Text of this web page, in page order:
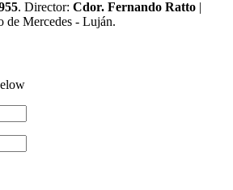
. Director:​ Cdor. Fernando Ratto |
de Mercedes - Luján.